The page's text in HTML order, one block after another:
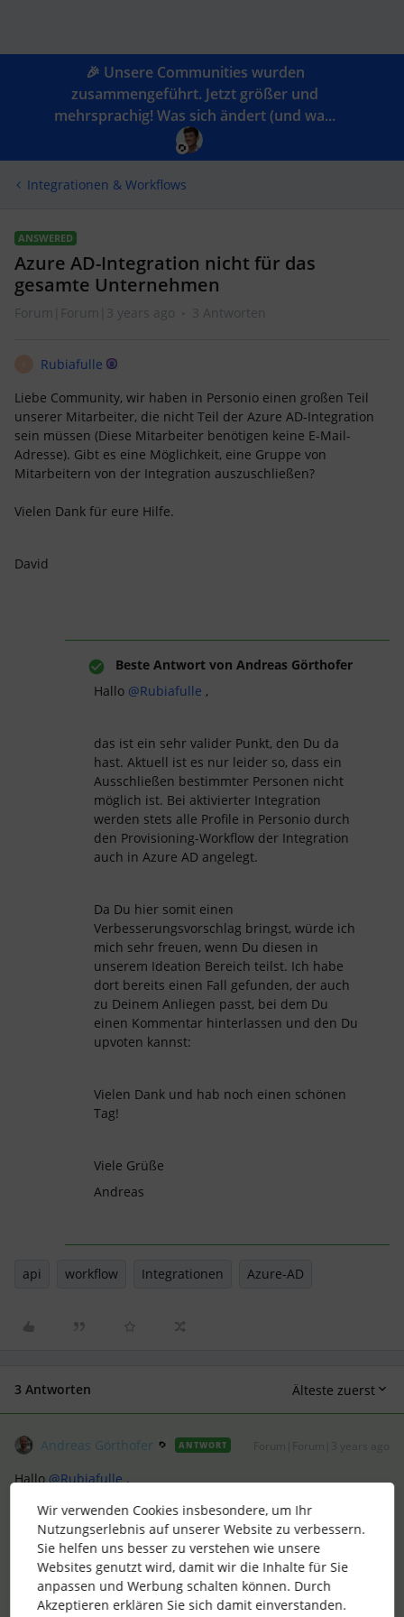
🎉 Unsere Communities wurden
zusammengeführt. Jetzt größer und
mehrsprachig! Was sich ändert (und wa...
Integrationen & Workflows
ANSWERED
Azure AD-Integration nicht für das
gesamte Unternehmen
Forum|Forum|3 years ago 3 Antworten
Rubiafulle
Liebe Community, wir haben in Personio einen großen Teil
unserer Mitarbeiter, die nicht Teil der Azure AD-Integration
sein müssen (Diese Mitarbeiter benötigen keine E-Mail-
Adresse). Gibt es eine Möglichkeit, eine Gruppe von
Mitarbeitern von der Integration auszuschließen?
Vielen Dank für eure Hilfe.
David
Beste Antwort von Andreas Görthofer
Hallo @Rubiafulle ,
das ist ein sehr valider Punkt, den Du da
hast. Aktuell ist es nur leider so, dass ein
Ausschließen bestimmter Personen nicht
möglich ist. Bei aktivierter Integration
werden stets alle Profile in Personio durch
den Provisioning-Workflow der Integration
auch in Azure AD angelegt.
Da Du hier somit einen
Verbesserungsvorschlag bringst, würde ich
mich sehr freuen, wenn Du diesen in
unserem Ideation Bereich teilst. Ich habe
dort bereits einen Fall gefunden, der auch
zu Deinem Anliegen passt, bei dem Du
einen Kommentar hinterlassen und den Du
upvoten kannst:
Vielen Dank und hab noch einen schönen
Tag!
Viele Grüße
Andreas
api workflow Integrationen Azure-AD
3 Antworten Älteste zuerst
Andreas Görthofer ANTWORT
Hallo@Rubiafulle,
das ist ein sehr valider Punkt, den Du da hast. Aktuell ist es
nur leider so, dass ein Ausschließen bestimmter Personen
nicht möglich ist. Bei aktivierter Integration werden stets alle
Profile in Personio durch den Provisioning-Workflow der
Integration auch in Azure AD angelegt.
Wir verwenden Cookies insbesondere, um Ihr
Nutzungserlebnis auf unserer Website zu verbessern.
Sie helfen uns besser zu verstehen wie unsere
Websites genutzt wird, damit wir die Inhalte für Sie
anpassen und Werbung schalten können. Durch
Akzeptieren erklären Sie sich damit einverstanden.